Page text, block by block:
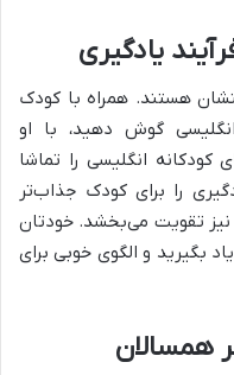
یادگیری
هستند. همراه با کودک
گوش دهید، با او
کودکانه انگلیسی را تماشا
را برای کودک جذاب‌تر
نیز تقویت می‌بخشد. خودتان
بگیرید و الگوی خوبی برای
همسالان